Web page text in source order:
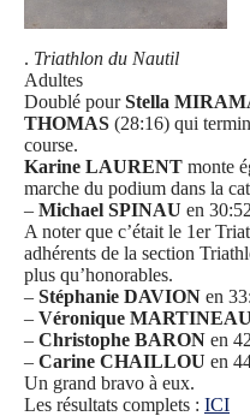
. Triathlon du Nautil
Adultes
Doublé pourStella
THOMAS (28:16) qui
course.
Karine LAURENT monte
marche du podium dans la
– Michael SPINAU en 30:52
A noter que c’était le 1er
adhérents de la section
plus qu’honorables.
– Stéphanie DAVION en
– Véronique MARTINEAU
– Christophe BARON en
– Carine CHAILLOU en
Un grand bravo à eux.
Les résultats complets : ICI